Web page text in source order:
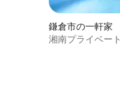
鎌倉市の一軒家
湘南プライベー